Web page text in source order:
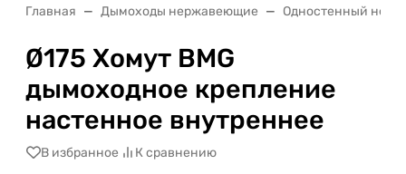
Главная Дымоходы нержавеющие Одностенный
Ø175 Хомут BMG
дымоходное крепление
настенное внутреннее
В избранное К сравнению